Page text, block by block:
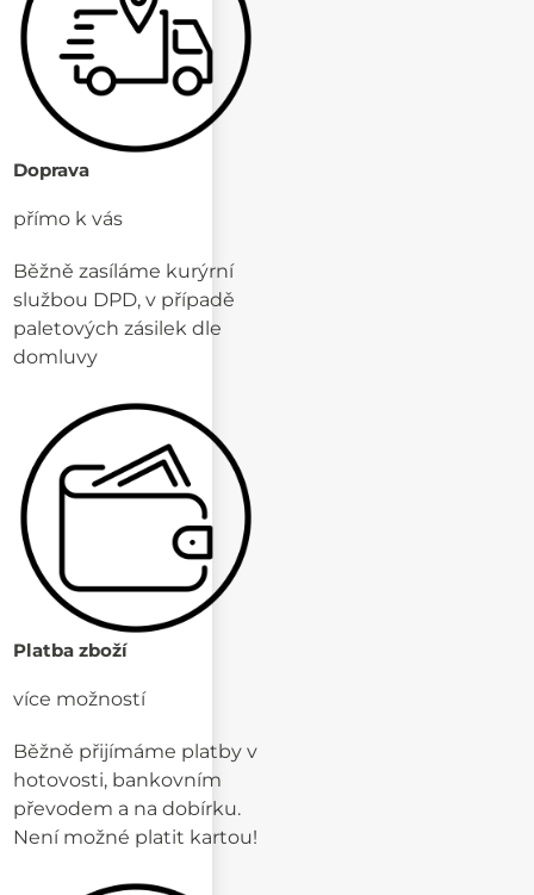
Doprava
přímo k vás
Běžně zasíláme kurýrní
službou DPD, v případě
paletových zásilek dle
domluvy
Platba zboží
více možností
Běžně přijímáme platby v
hotovosti, bankovním
převodem a na dobírku.
Není možné platit kartou!